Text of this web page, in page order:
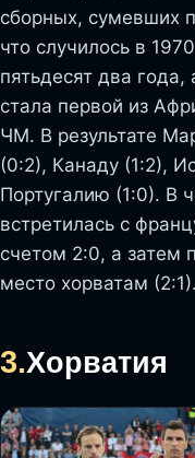
сборных, сумевших
что случилось в
пятьдесят два
стала первой из
ЧМ. В результате
(0:2), Канаду (1:2),
Португалию (1:0). В
встретилась с
счетом 2:0, а затем
место хорватам (2:1).
3.Хорватия